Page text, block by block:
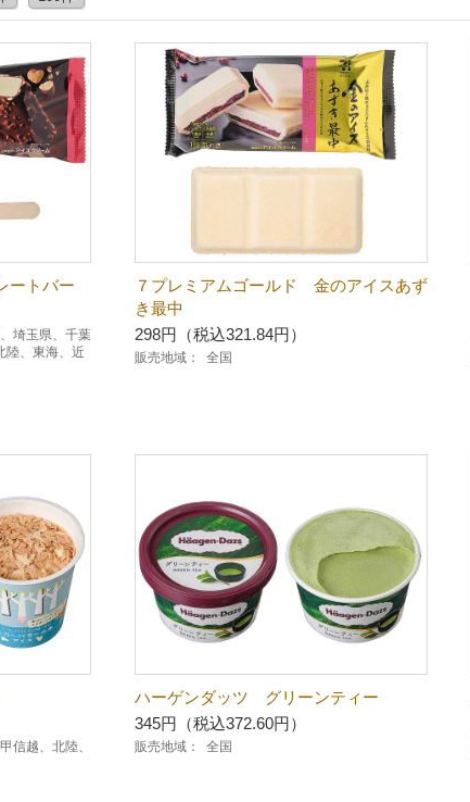
トバー
埼玉県、千葉
陸、東海、近
７プレミアムゴールド 金のアイスあず
き最中
298円（税込321.84円）
販売地域： 全国
信越、北陸、
ハーゲンダッツ グリーンティー
345円（税込372.60円）
販売地域： 全国